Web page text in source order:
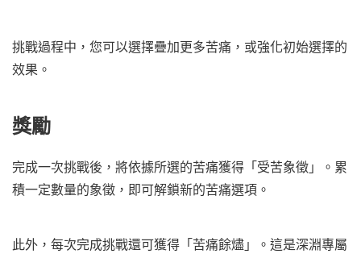
挑戰過程中，您可以選擇疊加更多苦痛，或強化初始選擇的
效果。
獎勵
完成一次挑戰後，將依據所選的苦痛獲得「受苦象徵」。累
積一定數量的象徵，即可解鎖新的苦痛選項。
此外，每次完成挑戰還可獲得「苦痛餘燼」。這是深淵專屬